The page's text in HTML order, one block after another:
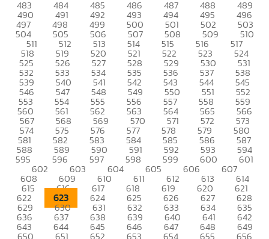
483 484 485 486 487 488 489
490 491 492 493 494 495 496
497 498 499 500 501 502 503
504 505 506 507 508 509 510
511 512 513 514 515 516 517
518 519 520 521 522 523 524
525 526 527 528 529 530 531
532 533 534 535 536 537 538
539 540 541 542 543 544 545
546 547 548 549 550 551 552
553 554 555 556 557 558 559
560 561 562 563 564 565 566
567 568 569 570 571 572 573
574 575 576 577 578 579 580
581 582 583 584 585 586 587
588 589 590 591 592 593 594
595 596 597 598 599 600 601
602 603 604 605 606 607
608 609 610 611 612 613 614
615 616 617 618 619 620 621
622 623 624 625 626 627 628
629 630 631 632 633 634 635
636 637 638 639 640 641 642
643 644 645 646 647 648 649
650 651 652 653 654 655 656